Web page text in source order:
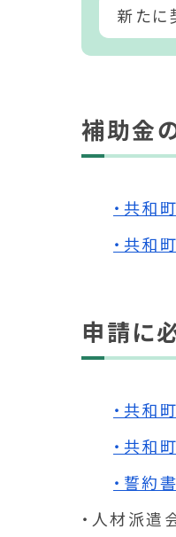
新た
補助金
・共和
・共和
申請に
・共和
・共和
・誓約
・人材派遣